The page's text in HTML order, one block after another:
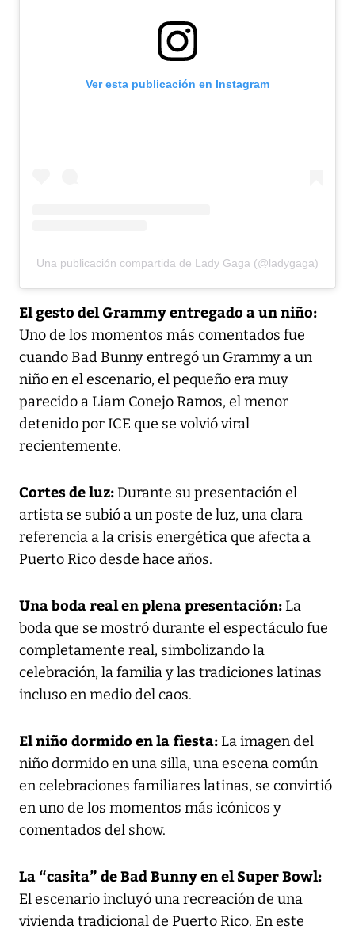
Ver esta publicación en Instagram
Una publicación compartida de Lady Gaga (@ladygaga)
El gesto del Grammy entregado a un niño:
Uno de los momentos más comentados fue
cuando Bad Bunny entregó un Grammy a un
niño en el escenario, el pequeño era muy
parecido a Liam Conejo Ramos, el menor
detenido por ICE que se volvió viral
recientemente.
Cortes de luz:Durante su presentación el
artista se subió a un poste de luz, una clara
referencia a la crisis energética que afecta a
Puerto Rico desde hace años.
Una boda real en plena presentación:La
boda que se mostró durante el espectáculo fue
completamente real, simbolizando la
celebración, la familia y las tradiciones latinas
incluso en medio del caos.
El niño dormido en la fiesta:La imagen del
niño dormido en una silla, una escena común
en celebraciones familiares latinas, se convirtió
en uno de los momentos más icónicos y
comentados del show.
La “casita” de Bad Bunny en el Super Bowl:
El escenario incluyó una recreación de una
vivienda tradicional de Puerto Rico. En este